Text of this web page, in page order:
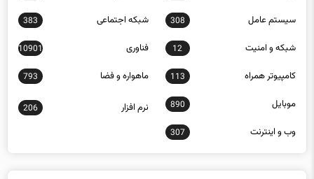
سيستم عامل 308 شبكه اجتماعی 383
شبكه و امنيت 12 فناوری 10901
كامپيوتر همراه 113 ماهواره و فضا 793
موبايل 890 نرم افزار 206
وب و اينترنت 307